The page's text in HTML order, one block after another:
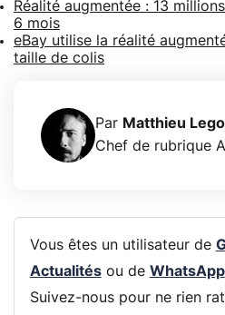
Réalité augmentée : 13
6 mois
eBay utilise la réalité
taille de colis
Par Matthieu
Chef de rubrique
Vous êtes un utilisateur de
Actualitésou de WhatsApp
Suivez-nous pour ne rien